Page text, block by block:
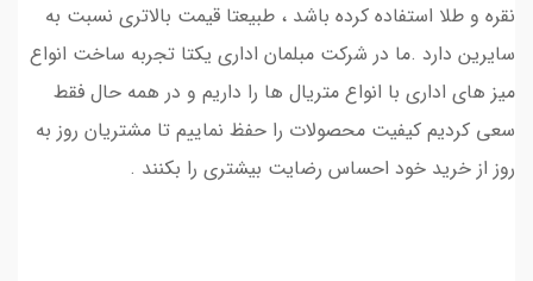
نقره و طلا استفاده کرده باشد ، طبیعتا قیمت بالاتری نسبت به
سایرین دارد .ما در شرکت مبلمان اداری یکتا تجربه ساخت انواع
میز های اداری با انواع متریال ها را داریم و در همه حال فقط
سعی کردیم کیفیت محصولات را حفظ نماییم تا مشتریان روز به
روز از خرید خود احساس رضایت بیشتری را بکنند .